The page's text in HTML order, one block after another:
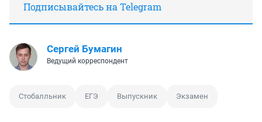
Подписывайтесь на Telegram
Сергей Бумагин
Ведущий корреспондент
Стобалльник ЕГЭ Выпускник Экзамен